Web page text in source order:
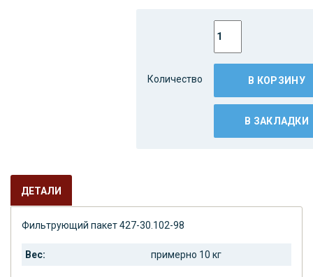
Количество В КОРЗИНУ
В ЗАКЛАДКИ
ДЕТАЛИ
Фильтрующий пакет 427-30.102-98
Вес: примерно 10 кг